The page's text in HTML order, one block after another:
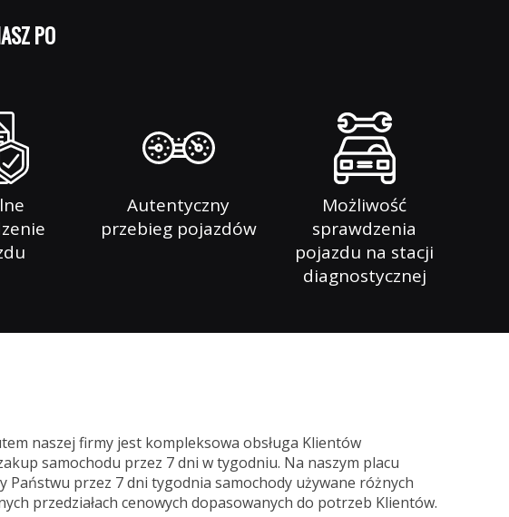
Autentyczny
przebieg pojazdów
Możliwość
sprawdzenia
pojazdu na stacji
diagnostycznej
naszej firmy jest kompleksowa obsługa Klientów
samochodu przez 7 dni w tygodniu. Na naszym placu
Państwu przez 7 dni tygodnia samochody używane różnych
przedziałach cenowych dopasowanych do potrzeb Klientów.